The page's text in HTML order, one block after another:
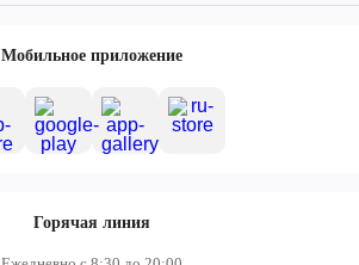
Мобильное приложение
Горячая линия